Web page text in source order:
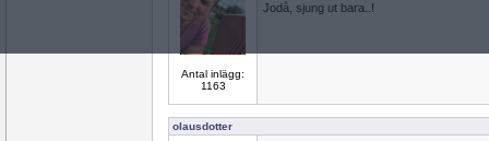
Antal inlägg:
1163
Jodå, sjung ut bara..!
olausdotter